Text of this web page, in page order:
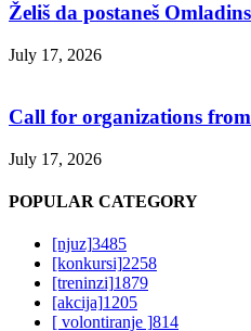
Želiš da postaneš
July 17, 2026
Call for organizations
July 17, 2026
POPULAR CATEGORY
[njuz]3485
[konkursi]2258
[treninzi]1879
[akcija]1205
[ volontiranje ]814